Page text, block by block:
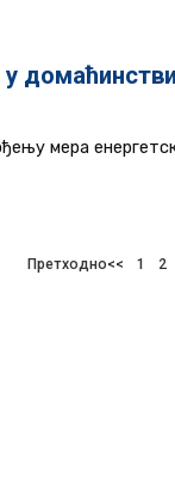
у
мера
Претходно<< 1 2